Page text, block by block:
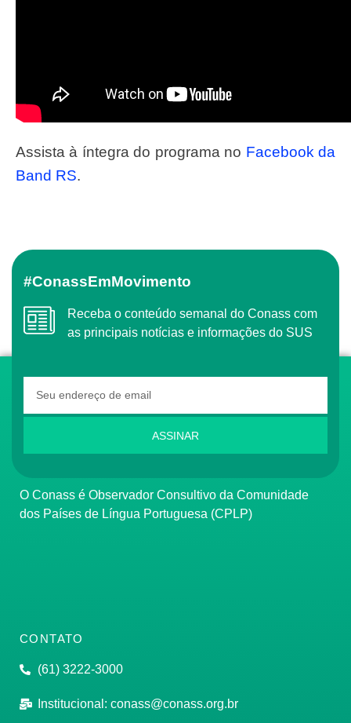
Assista à íntegra do programa no Facebook da
Band RS.
#ConassEmMovimento
Receba o conteúdo semanal do Conass com
as principais notícias e informações do SUS
ASSINAR
O Conass é Observador Consultivo da Comunidade
dos Países de Língua Portuguesa (CPLP)
CONTATO
(61) 3222-3000
Institucional: conass@conass.org.br